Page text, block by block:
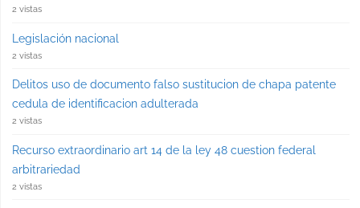
2 vistas
Legislación nacional
2 vistas
Delitos uso de documento falso sustitucion de chapa patente
cedula de identificacion adulterada
2 vistas
Recurso extraordinario art 14 de la ley 48 cuestion federal
arbitrariedad
2 vistas